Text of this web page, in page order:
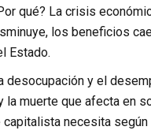
qué? La crisis
los beneficios
Estado.
desocupación y el
muerte que afecta en
necesita